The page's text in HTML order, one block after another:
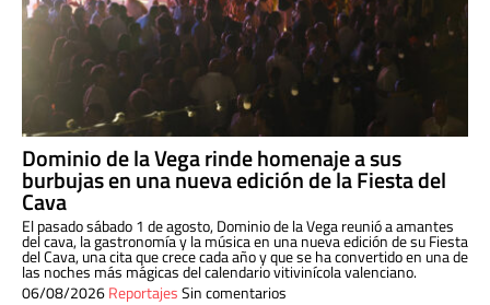
Dominio de la Vega rinde homenaje a sus
burbujas en una nueva edición de la Fiesta del
Cava
El pasado sábado 1 de agosto, Dominio de la Vega reunió a amantes
del cava, la gastronomía y la música en una nueva edición de su Fiesta
del Cava, una cita que crece cada año y que se ha convertido en una de
las noches más mágicas del calendario vitivinícola valenciano.
06/08/2026ReportajesSin comentarios